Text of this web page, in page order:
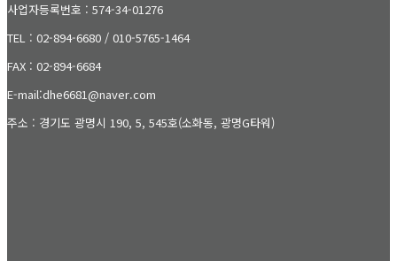
사업자등록번호 : 574-34-01276
TEL : 02-894-6680 / 010-5765-1464
FAX : 02-894-6684
E-mail:dhe6681@naver.com
주소 : 경기도 광명시 190, 5, 545호(소화동, 광명G타워)